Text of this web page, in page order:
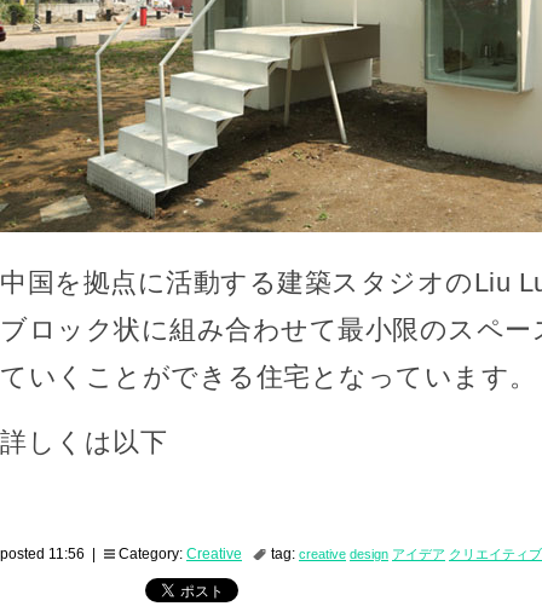
中国を拠点に活動する建築スタジオのLiu
ブロック状に組み合わせて最小限のスペ
ていくことができる住宅となっています。
詳しくは以下
posted 11:56 | Category: Creative tag: creative design アイデア クリエイティブ